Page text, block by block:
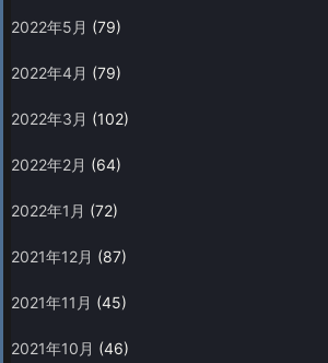
2022年5月 (79)
2022年4月 (79)
2022年3月 (102)
2022年2月 (64)
2022年1月 (72)
2021年12月 (87)
2021年11月 (45)
2021年10月 (46)